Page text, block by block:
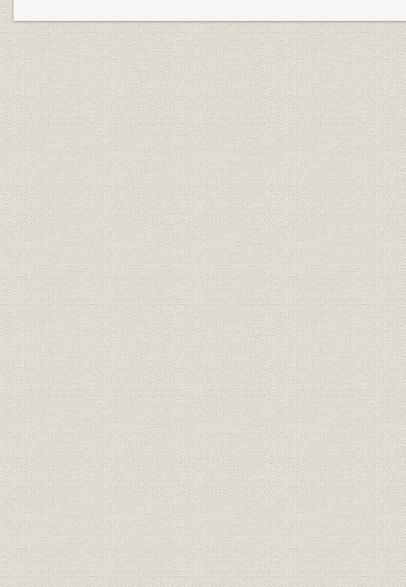
資料・年表
索引
本文収録図・表一覧
主要参考文献
あとがき
【題字】 取締役会長 鈴木三郎助